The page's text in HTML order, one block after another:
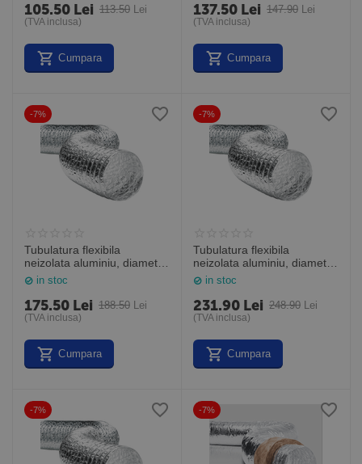
113.50 Lei
105.50 Lei
(TVA inclusa)
Cumpara
147.90 Lei
137.50 Lei
(TVA inclusa)
Cumpara
-7%
Tubulatura flexibila
neizolata aluminiu, diametru
254 mm, cutie de 10 m,
ALUAFS 254
in stoc
188.50 Lei
175.50 Lei
(TVA inclusa)
Cumpara
-7%
Tubulatura flexibila
neizolata aluminiu, diametru
315 mm, cutie de 10 m,
ALUAFS 315
in stoc
248.90 Lei
231.90 Lei
(TVA inclusa)
Cumpara
-7% -7%